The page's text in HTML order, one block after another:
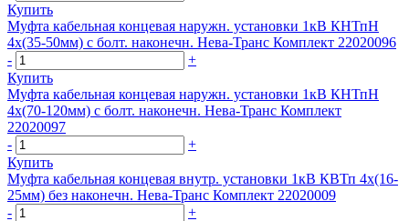
Купить
Муфта кабельная концевая наружн. установки 1кВ КНТпН
4х(35-50мм) с болт. наконечн. Нева-Транс Комплект 22020096
-
+
Купить
Муфта кабельная концевая наружн. установки 1кВ КНТпН
4х(70-120мм) с болт. наконечн. Нева-Транс Комплект
22020097
-
+
Купить
Муфта кабельная концевая внутр. установки 1кВ КВТп 4х(16-
25мм) без наконечн. Нева-Транс Комплект 22020009
-
+